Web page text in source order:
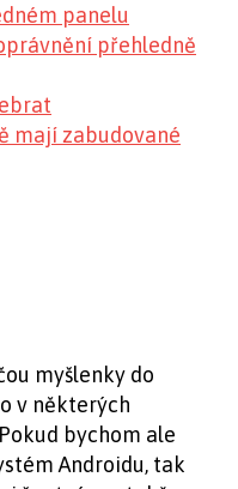
panelu
přehledně
mají zabudované
myšlenky do
v některých
bychom ale
Androidu, tak